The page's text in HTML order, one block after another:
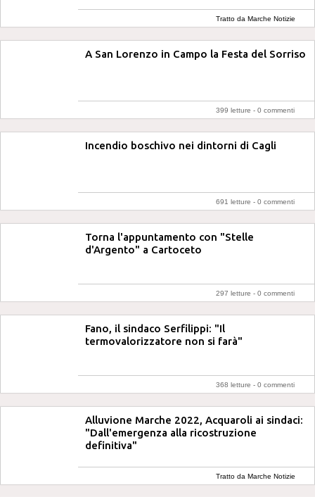
Tratto da Marche Notizie
A San Lorenzo in Campo la Festa del Sorriso
399 letture - 0 commenti
Incendio boschivo nei dintorni di Cagli
691 letture - 0 commenti
Torna l'appuntamento con "Stelle
d'Argento" a Cartoceto
297 letture - 0 commenti
Fano, il sindaco Serfilippi: "Il
termovalorizzatore non si farà"
368 letture - 0 commenti
Alluvione Marche 2022, Acquaroli ai sindaci:
"Dall'emergenza alla ricostruzione
definitiva"
Tratto da Marche Notizie